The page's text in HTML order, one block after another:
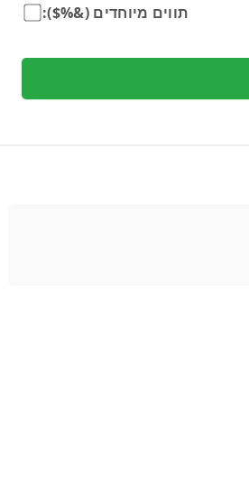
תווים מיוחדים (&%$):